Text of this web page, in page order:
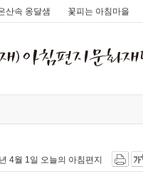
산속 옹달샘 꽃피는 아침마을
4월 1일 오늘의 아침편지